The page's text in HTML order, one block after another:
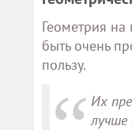
Геометрия
быть очень
пользу.
Их